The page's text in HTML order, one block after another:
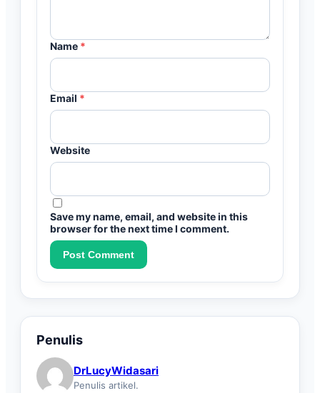
Name *
Email *
Website
Save my name, email, and website in this
browser for the next time I comment.
Penulis
DrLucyWidasari
Penulis artikel.